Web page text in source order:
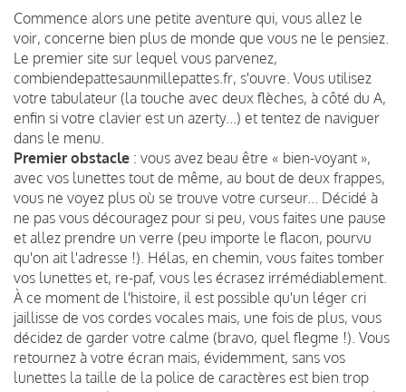
Commence alors une petite aventure qui, vous allez le
voir, concerne bien plus de monde que vous ne le pensiez.
Le premier site sur lequel vous parvenez,
combiendepattesaunmillepattes.fr, s'ouvre. Vous utilisez
votre tabulateur (la touche avec deux flèches, à côté du A,
enfin si votre clavier est un azerty...) et tentez de naviguer
dans le menu.
Premier obstacle : vous avez beau être « bien-voyant »,
avec vos lunettes tout de même, au bout de deux frappes,
vous ne voyez plus où se trouve votre curseur... Décidé à
ne pas vous découragez pour si peu, vous faites une pause
et allez prendre un verre (peu importe le flacon, pourvu
qu'on ait l'adresse !). Hélas, en chemin, vous faites tomber
vos lunettes et, re-paf, vous les écrasez irrémédiablement.
À ce moment de l'histoire, il est possible qu'un léger cri
jaillisse de vos cordes vocales mais, une fois de plus, vous
décidez de garder votre calme (bravo, quel flegme !). Vous
retournez à votre écran mais, évidemment, sans vos
lunettes la taille de la police de caractères est bien trop